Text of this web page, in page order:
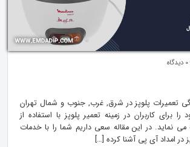
تعمیرات پلوپز در شرق, غرب, جنوب و شمال تهران
برای کاربران در زمینه تعمیر پلوپز با استفاده از
می نماید. در این مقاله سعی داریم شما را با خدمات
در امداد آی پی آشنا کرده […]